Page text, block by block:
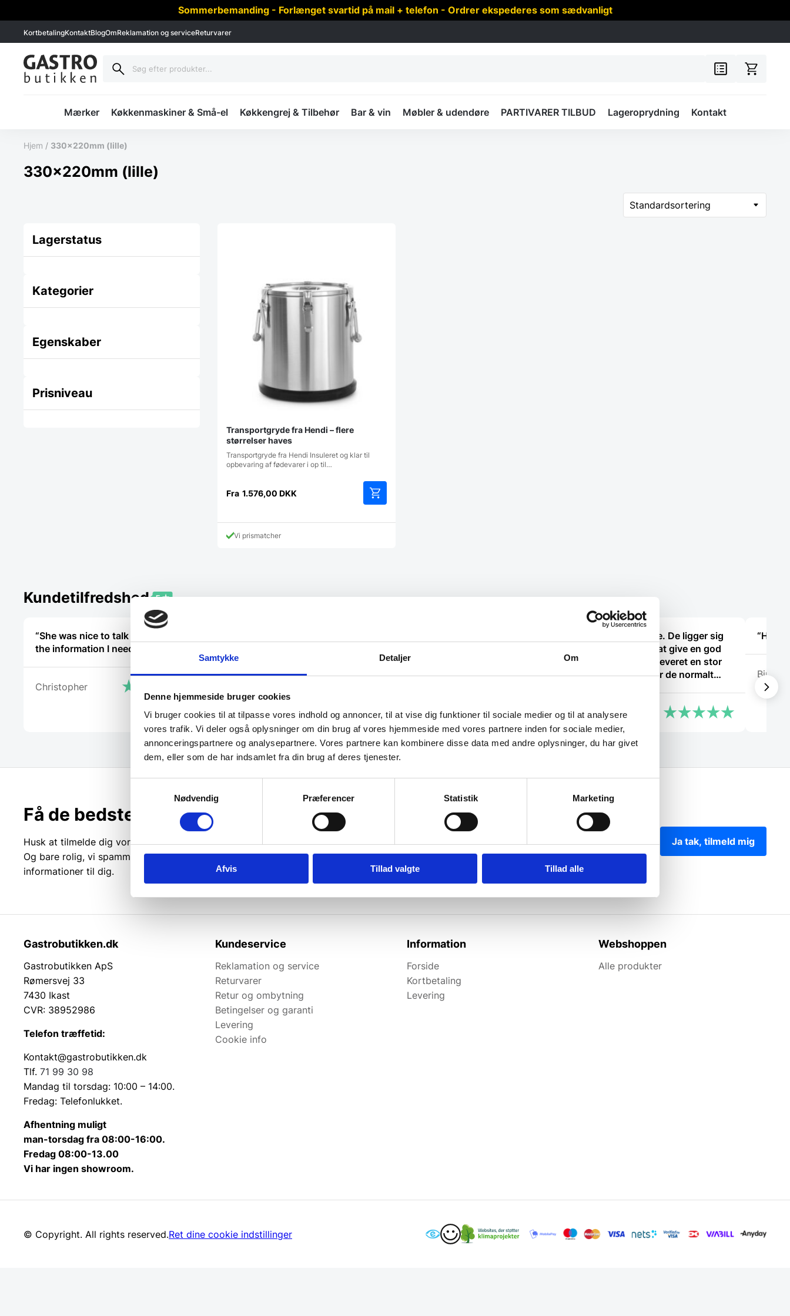
Samtykke Detaljer Om
Denne hjemmeside bruger cookies
Vi bruger cookies til at tilpasse vores indhold og annoncer, til at vise dig funktioner til sociale medier og til at analysere
vores trafik. Vi deler også oplysninger om din brug af vores hjemmeside med vores partnere inden for sociale medier,
annonceringspartnere og analysepartnere. Vores partnere kan kombinere disse data med andre oplysninger, du har givet
dem, eller som de har indsamlet fra din brug af deres tjenester.
Nødvendig
Præferencer Statistik Marketing
Afvis Tillad valgte Tillad alle
Sommerbemanding - Forlænget svartid på mail + telefon - Ordrer ekspederes som sædvanligt
KortbetalingKontaktBlogOmReklamation og serviceReturvarer
Mærker Køkkenmaskiner & Små-el Køkkengrej & Tilbehør Bar & vin Møbler & udendøre PARTIVARER TILBUD Lageroprydning Kontakt
Hjem / 330x220mm (lille)
330x220mm (lille)
Lagerstatus
Kategorier
Egenskaber
Prisniveau
Transportgryde fra Hendi – flere
størrelser haves
Transportgryde fra Hendi Insuleret og klar til
opbevaring af fødevarer i op til…
Fra 1.576,00 DKK
vare
Vi prismatcher
Kundetilfredshed
“She was nice to talk to and I got
Christopher
tålmodighed.”
Adem
“Fantastisk service. De ligger sig
virkelig i selen for at give en god
oplevelse. Jeg fik leveret en stor
ovn til Malmø, hvor de normalt
anbefale Gastrobutikken – som
både på priser og service er noget
ud over det sædvanlige.”
Peter Holm
Få de bedste tilbud først!
Husk at tilmelde dig vores nyhedsbrev og vær først til de bedste tilbud.
Og bare rolig, vi spammer dig ikke, men sender kun relevante tilbud og
informationer til dig.
Ja tak, tilmeld mig
Gastrobutikken.dk
Gastrobutikken ApS
Rømersvej 33
7430 Ikast
CVR: 38952986
Telefon træffetid:
Kontakt@gastrobutikken.dk
Tlf. 71 99 30 98
Mandag til torsdag: 10:00 – 14:00.
Fredag: Telefonlukket.
Afhentning muligt
man-torsdag fra 08:00-16:00.
Fredag 08:00-13.00
Vi har ingen showroom.
Kundeservice
Reklamation og service
Returvarer
Retur og ombytning
Betingelser og garanti
Levering
Cookie info
Information
Forside
Kortbetaling
Levering
Webshoppen
Alle produkter
© Copyright. All rights reserved.Ret dine cookie indstillinger